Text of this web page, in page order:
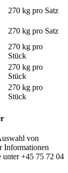
270 kg pro Satz
270 kg pro Satz
270 kg pro
Stück
270 kg pro
Stück
270 kg pro
Stück
von
Informationen
unter +45 75 72 04